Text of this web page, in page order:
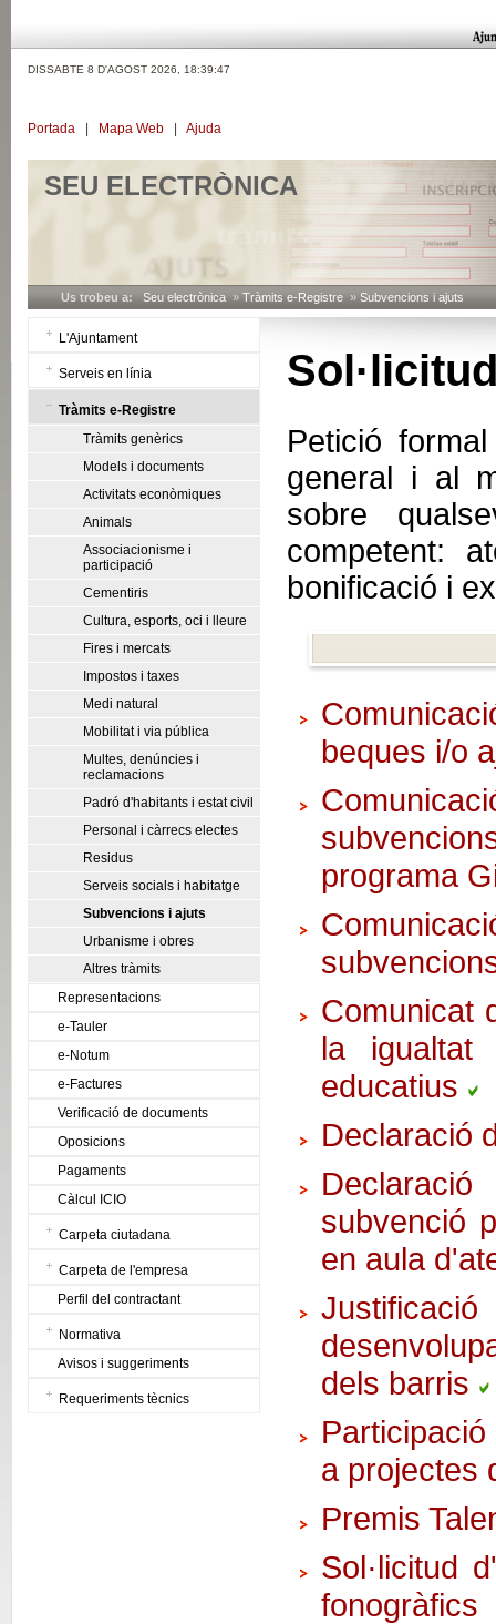
DISSABTE 8 D'AGOST 2026, 18:39:48
Portada Mapa Web Ajuda
SEU ELECTRÒNICA
Us trobeu a: Seu electrònica » Tràmits e-Registre » Subvencions i ajuts
L'Ajuntament
Serveis en línia
Tràmits e-Registre
Tràmits genèrics
Models i documents
Activitats econòmiques
Animals
Associacionisme i
participació
Cementiris
Cultura, esports, oci i lleure
Fires i mercats
Impostos i taxes
Medi natural
Mobilitat i via pública
Multes, denúncies i
reclamacions
Padró d'habitants i estat civil
Personal i càrrecs electes
Residus
Serveis socials i habitatge
Subvencions i ajuts
Urbanisme i obres
Altres tràmits
Representacions
e-Tauler
e-Notum
e-Factures
Verificació de documents
Oposicions
Pagaments
Càlcul ICIO
Carpeta ciutadana
Carpeta de l'empresa
Perfil del contractant
Normativa
Avisos i suggeriments
Requeriments tècnics
Petició
general i al
sobre
competent:
bonificació i
beques i/o
programa
Comunicat
la igualtat
educatius
Declaració
subvenció
en aula
dels barris
a projectes
Premis
Sol·licitud